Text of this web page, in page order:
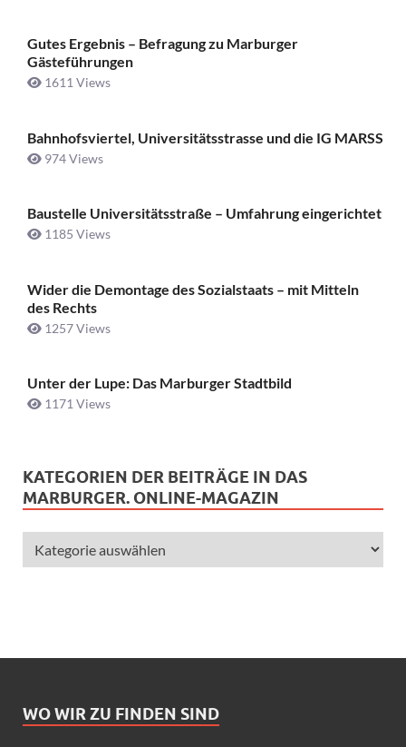
Gutes Ergebnis – Befragung zu Marburger
Gästeführungen
1611 Views
Bahnhofsviertel, Universitätsstrasse und die IG MARSS
974 Views
Baustelle Universitätsstraße ­– Umfahrung eingerichtet
1185 Views
Wider die Demontage des Sozialstaats – mit Mitteln
des Rechts
1257 Views
Unter der Lupe: Das Marburger Stadtbild
1171 Views
KATEGORIEN DER BEITRÄGE IN DAS
MARBURGER. ONLINE-MAGAZIN
WO WIR ZU FINDEN SIND